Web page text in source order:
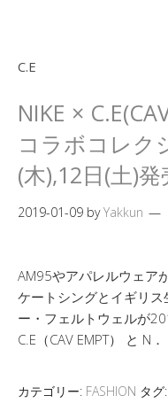
C.E
NIKE ×
コラボコレク
(木),12日(土)発
2019-01-09 byYakkun
AM95やアパレルウェア
ケートシングとイギリ
ー・フェルトウェルが
C.E（CAV EMPT） と N．
カテゴリー: FASHION タグ: